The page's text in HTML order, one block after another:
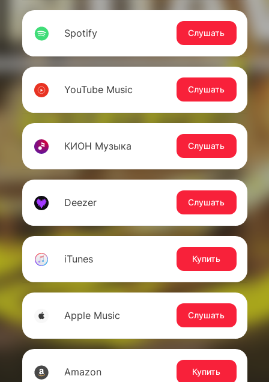
Spotify Слушать
YouTube Music Слушать
КИОН Музыка Слушать
Deezer Слушать
iTunes Купить
Apple Music Слушать
Amazon Купить